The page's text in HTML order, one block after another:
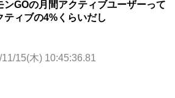
ンGOの月間アクティブユーザーって
ティブの4%くらいだし
15(木) 10:45:36.81